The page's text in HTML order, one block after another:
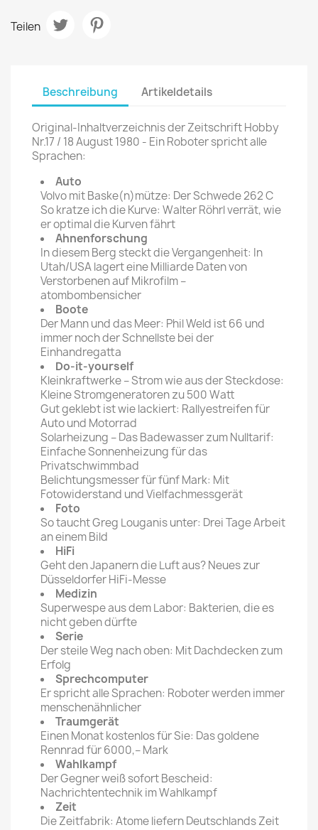
Teilen
Beschreibung Artikeldetails
Original-Inhaltverzeichnis der Zeitschrift Hobby
Nr.17 / 18 August 1980 - Ein Roboter spricht alle
Sprachen:
Auto
Volvo mit Baske(n)mütze: Der Schwede 262 C
So kratze ich die Kurve: Walter Röhrl verrät, wie
er optimal die Kurven fährt
Ahnenforschung
In diesem Berg steckt die Vergangenheit: In
Utah/USA lagert eine Milliarde Daten von
Verstorbenen auf Mikrofilm –
atombombensicher
Boote
Der Mann und das Meer: Phil Weld ist 66 und
immer noch der Schnellste bei der
Einhandregatta
Do-it-yourself
Kleinkraftwerke – Strom wie aus der Steckdose:
Kleine Stromgeneratoren zu 500 Watt
Gut geklebt ist wie lackiert: Rallyestreifen für
Auto und Motorrad
Solarheizung – Das Badewasser zum Nulltarif:
Einfache Sonnenheizung für das
Privatschwimmbad
Belichtungsmesser für fünf Mark: Mit
Fotowiderstand und Vielfachmessgerät
Foto
So taucht Greg Louganis unter: Drei Tage Arbeit
an einem Bild
HiFi
Geht den Japanern die Luft aus? Neues zur
Düsseldorfer HiFi-Messe
Medizin
Superwespe aus dem Labor: Bakterien, die es
nicht geben dürfte
Serie
Der steile Weg nach oben: Mit Dachdecken zum
Erfolg
Sprechcomputer
Er spricht alle Sprachen: Roboter werden immer
menschenähnlicher
Traumgerät
Einen Monat kostenlos für Sie: Das goldene
Rennrad für 6000,– Mark
Wahlkampf
Der Gegner weiß sofort Bescheid:
Nachrichtentechnik im Wahlkampf
Zeit
Die Zeitfabrik: Atome liefern Deutschlands Zeit